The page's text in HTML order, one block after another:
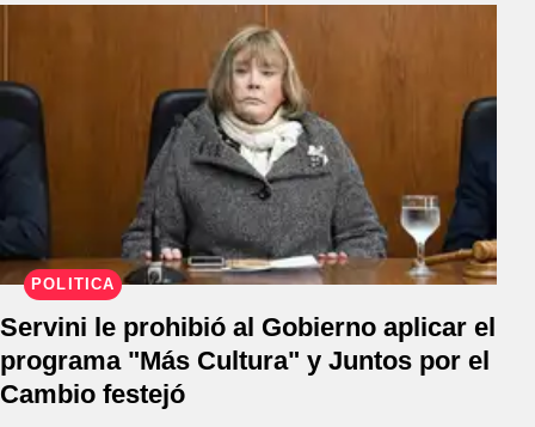
POLÍTICA
Servini le prohibió al Gobierno aplicar el
programa "Más Cultura" y Juntos por el
Cambio festejó